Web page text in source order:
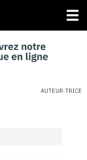
AUTEUR·TRICE